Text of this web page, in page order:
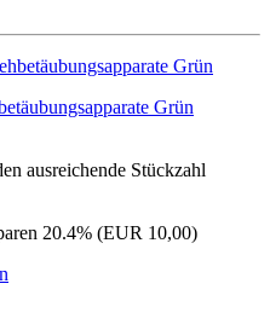
Grün
ausreichende Stückzahl
20.4% (EUR 10,00)